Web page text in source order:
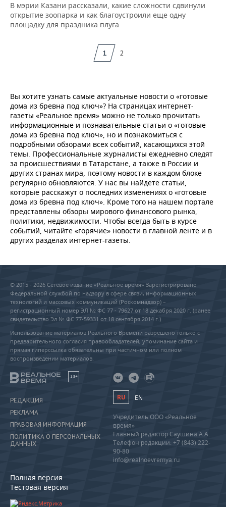
В мэрии Казани рассказали, какие сложности сдвинули
открытие зоопарка и как благоустроили еще одну
площадку для праздника плуга
1 2
Вы хотите узнать самые актуальные новости о «готовые
дома из бревна под ключ»? На страницах интернет-
газеты «Реальное время» можно не только прочитать
информационные и познавательные статьи о «готовые
дома из бревна под ключ», но и познакомиться с
подробными обзорами всех событий, касающихся этой
темы. Профессиональные журналисты ежедневно следят
за происшествиями в Татарстане, а также в России и
других странах мира, поэтому новости в каждом блоке
регулярно обновляются. У нас вы найдете статьи,
которые расскажут о последних изменениях о «готовые
дома из бревна под ключ». Кроме того на нашем портале
представлены обзоры мирового финансового рынка,
политики, недвижимости. Чтобы всегда быть в курсе
событий, читайте «горячие» новости в главной ленте и в
других разделах интернет-газеты.
© 2015 - 2026 Сетевое издание «Реальное время» Зарегистрировано
Федеральной службой по надзору в сфере связи, информационных
технологий и массовых коммуникаций (Роскомнадзор) –
регистрационный номер ЭЛ № ФС 77 - 79627 от 18 декабря 2020 г. (ранее
свидетельство Эл № ФС 77-59331 от 18 сентября 2014 г.)
Использование материалов Реального Времени разрешено только с
предварительного согласия правообладателей, упоминание сайта и
прямая гиперссылка обязательны при частичном или полном
воспроизведении материалов.
18+
РЕДАКЦИЯ
РЕКЛАМА
ПРАВОВАЯ ИНФОРМАЦИЯ
ПОЛИТИКА О ПЕРСОНАЛЬНЫХ
ДАННЫХ
Полная версия
Тестовая версия
RU EN
Учредитель ООО «Реальное
время»
Главный редактор Саушина А.А.
Телефон редакции: +7 (843) 222-
90-80
info@realnoevremya.ru